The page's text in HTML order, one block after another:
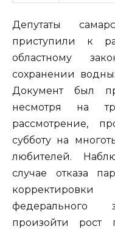
Депутаты
приступили к
областному
сохранении
Документ был
несмотря на
рассмотрение,
субботу на
любителей.
случае отказа
федерального
произойти рост